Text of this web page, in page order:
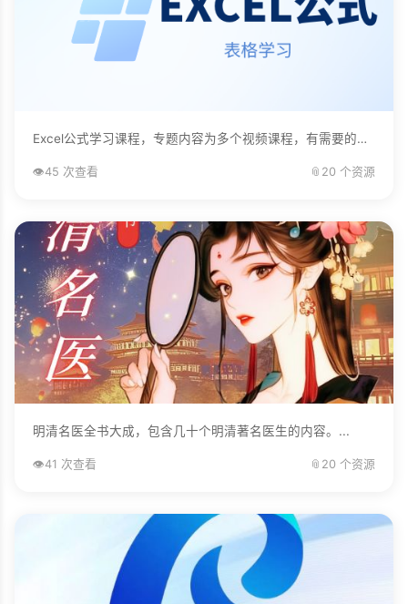
Excel公式学习课程，专题内容为多个视频课程，有需要的自己下载学习。...
👁️45 次查看 📎 20 个资源
明清名医全书大成，包含几十个明清著名医生的内容。...
👁️41 次查看 📎 20 个资源